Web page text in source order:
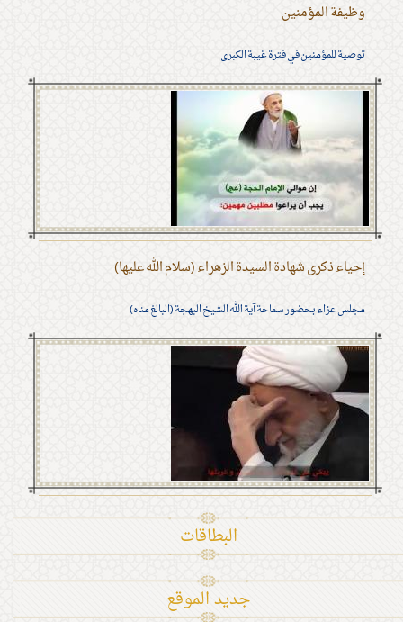
وظيفة المؤمنين
توصية للمؤمنين في فترة غيبة الكبرى
إحياء ذكرى شهادة السيدة الزهراء (سلام الله عليها)
مجلس عزاء بحضور سماحة آية الله الشيخ البهجة (البالغ مناه)
البطاقات
جديد الموقع